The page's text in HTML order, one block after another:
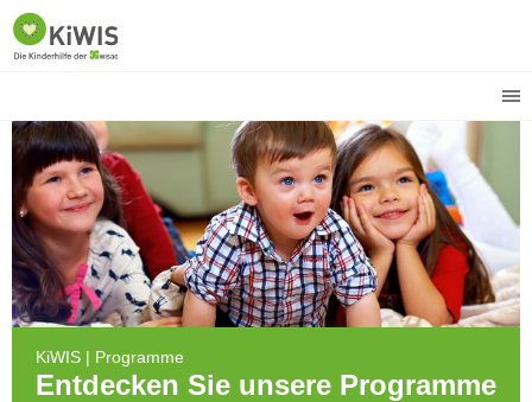
KiWIS | Programme
Entdecken Sie unsere Programme